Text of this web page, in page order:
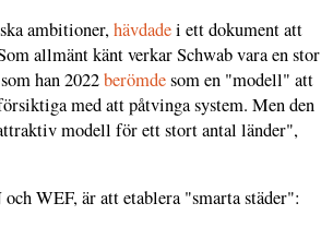
ambitioner,hävdadei ett dokument att
allmänt känt verkar Schwab vara en stor
han 2022berömdesom en "modell" att
med att påtvinga system. Men den
modell för ett stort antal länder",
och WEF, är att etablera "smarta städer":